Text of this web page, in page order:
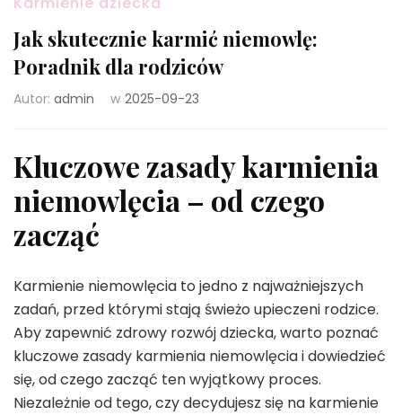
Jak skutecznie karmić niemowlę:
Poradnik dla rodziców
Autor: admin w 2025-09-23
Kluczowe zasady karmienia
niemowlęcia – od czego
zacząć
Karmienie niemowlęcia to jedno z najważniejszych
zadań, przed którymi stają świeżo upieczeni rodzice.
Aby zapewnić zdrowy rozwój dziecka, warto poznać
kluczowe zasady karmienia niemowlęcia i dowiedzieć
się, od czego zacząć ten wyjątkowy proces.
Niezależnie od tego, czy decydujesz się na karmienie